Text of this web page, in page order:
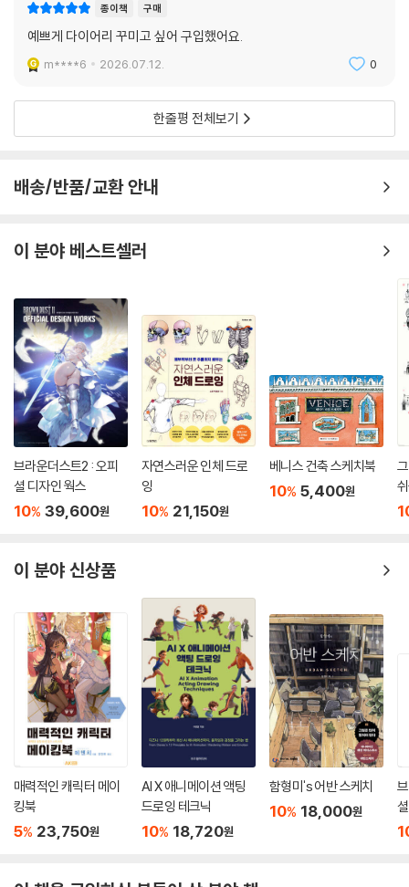
종이책 구매
예쁘게 다이어리 꾸미고 싶어 구입했어요.
m****6 2026.07.12. 0
한줄평 전체보기
배송/반품/교환 안내
이 분야 베스트셀러
브라운더스트2 : 오피
셜 디자인 웍스
10% 39,600원
자연스러운 인체 드로
잉
10% 21,150원
베니스 건축 스케치북
10% 5,400원
이 분야 신상품
매력적인 캐릭터 메이
킹북
5% 23,750원
AI X 애니메이션 액팅
드로잉 테크닉
10% 18,720원
함형미's 어반 스케치
10% 18,000원